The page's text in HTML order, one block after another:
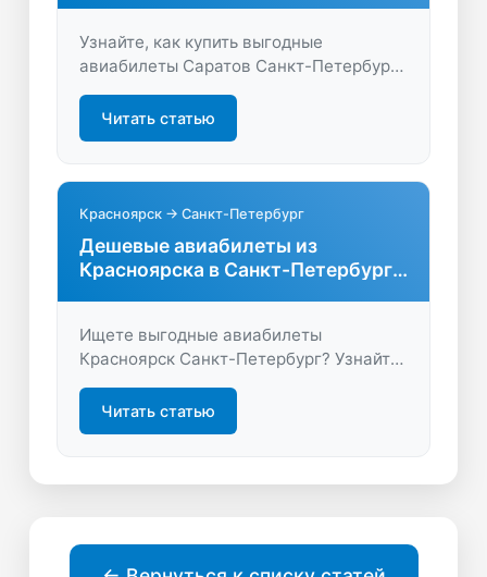
Узнайте, как купить выгодные
авиабилеты Саратов Санкт-Петербург.
Сравнивайте цены, выбирайте лучшие
рейсы и экономьте время с удобным
поиском на LastBilet.ru.
Читать статью
Красноярск → Санкт-Петербург
Дешевые авиабилеты из
Красноярска в Санкт-Петербург
Ищете выгодные авиабилеты
Красноярск Санкт-Петербург? Узнайте,
цены и забронировать билеты онлайн
быстро и удобно. Путешествуйте
Читать статью